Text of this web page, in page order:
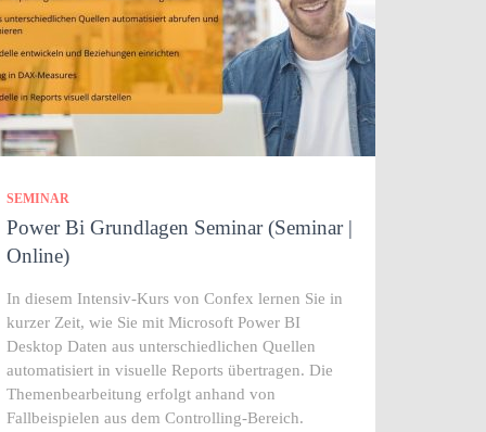
SEMINAR
Power Bi Grundlagen Seminar (Seminar |
Online)
In diesem Intensiv-Kurs von Confex lernen Sie in
kurzer Zeit, wie Sie mit Microsoft Power BI
Desktop Daten aus unterschiedlichen Quellen
automatisiert in visuelle Reports übertragen. Die
Themenbearbeitung erfolgt anhand von
Fallbeispielen aus dem Controlling-Bereich.